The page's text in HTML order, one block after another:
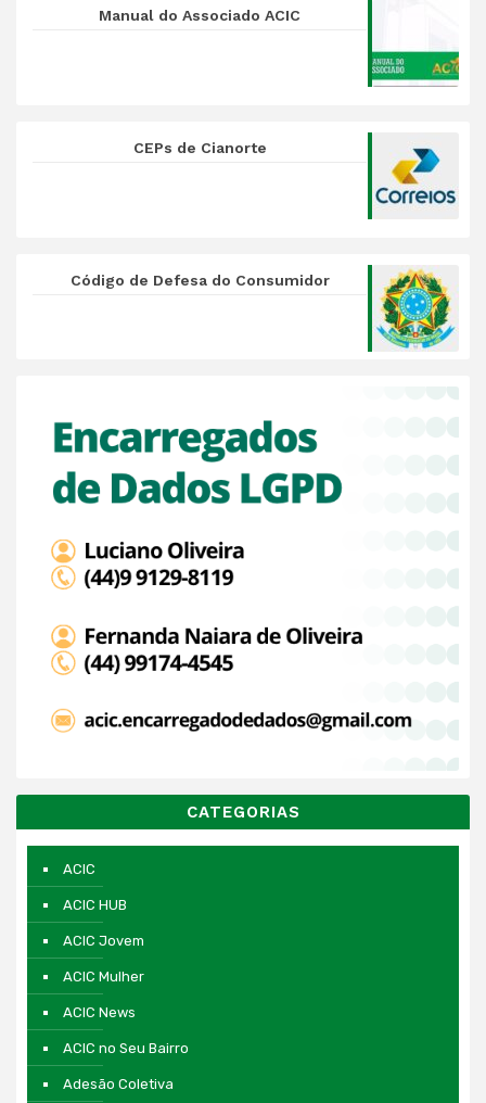
Manual do Associado ACIC
CEPs de Cianorte
Código de Defesa do Consumidor
CATEGORIAS
ACIC
ACIC HUB
ACIC Jovem
ACIC Mulher
ACIC News
ACIC no Seu Bairro
Adesão Coletiva